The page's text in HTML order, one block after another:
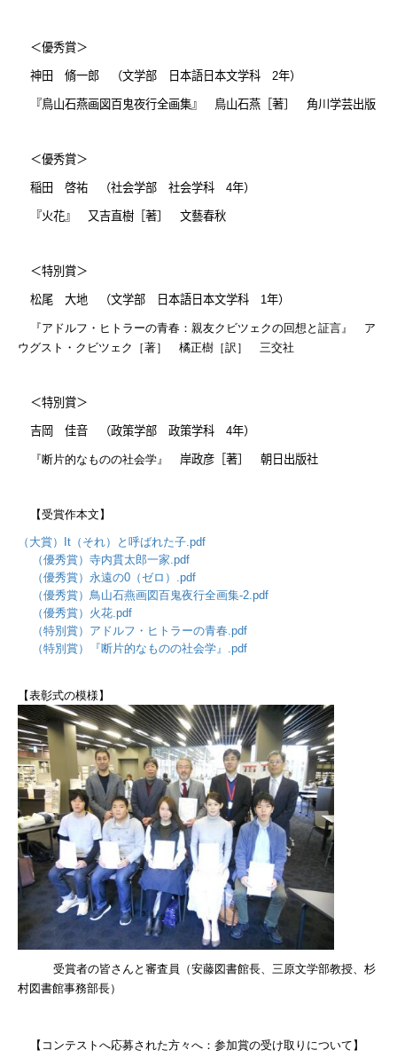
＜優秀賞＞
神田 脩一郎 （文学部 日本語日本文学科 2年）
『鳥山石燕画図百鬼夜行全画集』 鳥山石燕［著］ 角川学芸出版
＜優秀賞＞
稲田 啓祐 （社会学部 社会学科 4年）
『火花』 又吉直樹［著］ 文藝春秋
＜特別賞＞
松尾 大地 （文学部 日本語日本文学科 1 年）
『アドルフ・ヒトラーの青春：親友クビツェクの回想と証言』 ア
ウグスト・クビツェク［著］ 橘正樹［訳］ 三交社
＜特別賞＞
吉岡 佳音 （政策学部 政策学科 4年）
『断片的なものの社会学』 岸政彦［著］ 朝日出版社
【受賞作本文】
（大賞）It（それ）と呼ばれた子.pdf
（優秀賞）寺内貫太郎一家.pdf
（優秀賞）永遠の0（ゼロ）.pdf
（優秀賞）鳥山石燕画図百鬼夜行全画集-2.pdf
（優秀賞）火花.pdf
（特別賞）アドルフ・ヒトラーの青春.pdf
（特別賞）『断片的なものの社会学』.pdf
【表彰式の模様】
受賞者の皆さんと審査員（安藤図書館長、三原文学部教授、杉
村図書館事務部長）
【コンテストへ応募された方々へ：参加賞の受け取りについて】